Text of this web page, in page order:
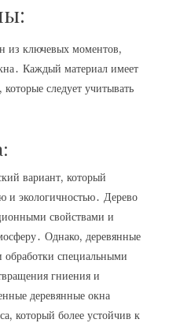
из ключевых моментов,
Каждый материал имеет
следует учитывать
вариант, который
и экологичностью․ Дерево
свойствами и
Однако, деревянные
обработки специальными
гниения и
деревянные окна
который более устойчив к